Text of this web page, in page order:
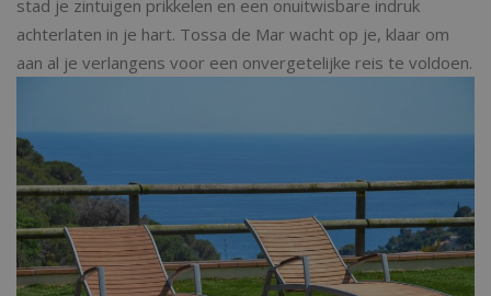
stad je zintuigen prikkelen en een onuitwisbare indruk
achterlaten in je hart. Tossa de Mar wacht op je, klaar om
aan al je verlangens voor een onvergetelijke reis te voldoen.